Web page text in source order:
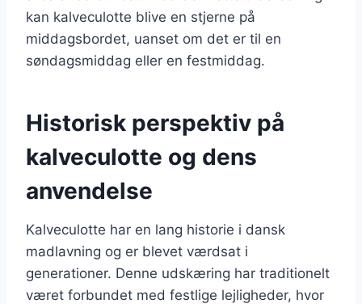
kan kalveculotte blive en stjerne på
middagsbordet, uanset om det er til en
søndagsmiddag eller en festmiddag.
Historisk perspektiv på
kalveculotte og dens
anvendelse
Kalveculotte har en lang historie i dansk
madlavning og er blevet værdsat i
generationer. Denne udskæring har traditionelt
været forbundet med festlige lejligheder, hvor